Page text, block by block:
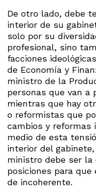
De otro lado, debe
interior de su
solo por su
profesional, sino
facciones
de Economía y
ministro de la
personas que van a
mientras que hay
o reformistas que
cambios y reformas
medio de esta
interior del
ministro debe ser la
posiciones para
de incoherente.